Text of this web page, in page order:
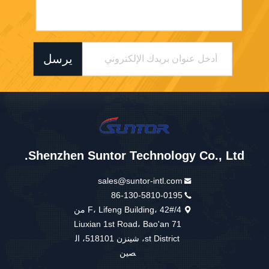
يرسل
Shenzhen Suntor Technology Co., Ltd.
sales@suntor-intl.com
86-130-5810-0195
4/F، Lifeng Building، 42# من
Liuxian 1st Road، Bao'an 71
st District، شينزن 518101، ال
صين